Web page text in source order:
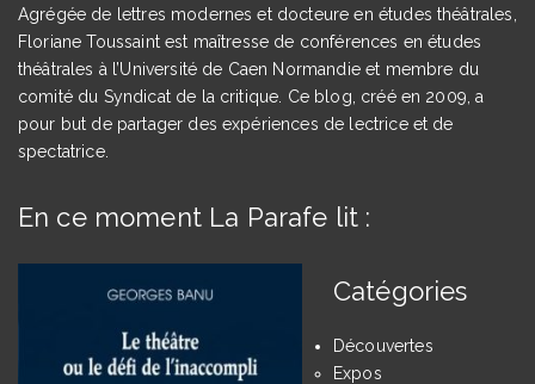
Agrégée de lettres modernes et docteure en études théâtrales,
Floriane Toussaint est maîtresse de conférences en études
théâtrales à l’Université de Caen Normandie et membre du
comité du Syndicat de la critique. Ce blog, créé en 2009, a
pour but de partager des expériences de lectrice et de
spectatrice.
En ce moment La Parafe lit :
Catégories
Découvertes
Expos